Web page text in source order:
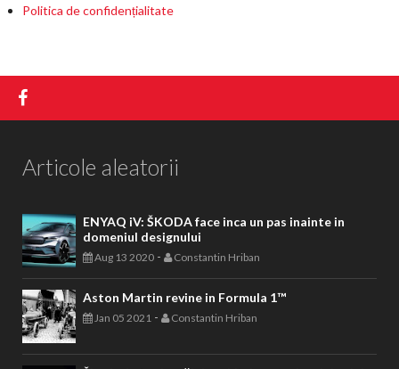
Politica de confidențialitate
Articole aleatorii
ENYAQ iV: ŠKODA face inca un pas inainte in
domeniul designului
Aug 13 2020 - Constantin Hriban
Aston Martin revine in Formula 1™
Jan 05 2021 - Constantin Hriban